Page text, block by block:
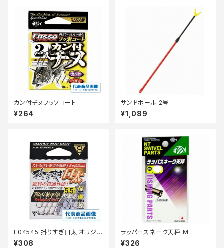
カン付チヌフッソコート
¥264
サンドポール 2号
¥1,089
F04545 掛りすぎ口太 オリジナ
ル(茶) 4.5号
¥308
ラッパースネーク天秤 M
¥326